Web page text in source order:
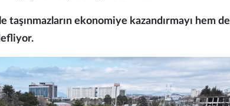
ekonomiye kazandırmayı hem de